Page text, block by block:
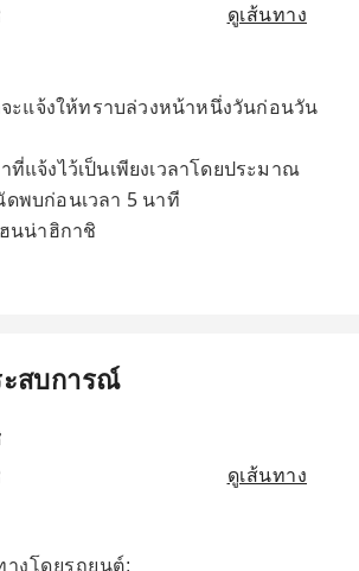
ดูเส้นทาง
จะแจ้งให้ทราบล่วงหน้าหนึ่งวันก่อนวัน
ที่แจ้งไว้เป็นเพียงเวลาโดยประมาณ
พบก่อนเวลา 5 นาที
นน่าฮิกาชิ
สบการณ์
ดูเส้นทาง
างโดยรถยนต์: